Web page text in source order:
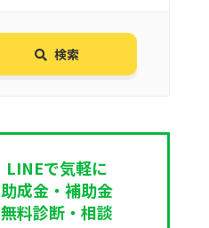
検索
LINEで気軽に
助成金・補助金
無料診断・相談